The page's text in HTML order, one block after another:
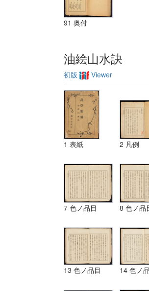
91 奥付
油絵山水訣
初版 Viewer
1 表紙 2 凡例
7 色ノ品目 8 色ノ品
13 色ノ品目 14 色ノ